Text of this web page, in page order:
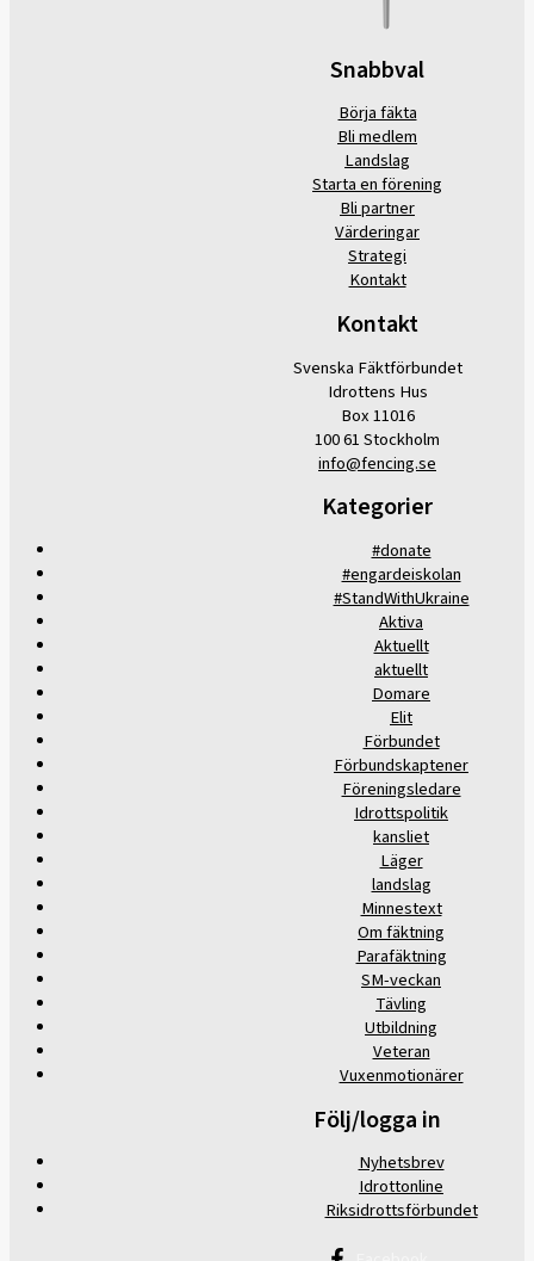
Snabbval
Börja fäkta
Bli medlem
Landslag
Starta en förening
Bli partner
Värderingar
Strategi
Kontakt
Kontakt
Svenska Fäktförbundet
Idrottens Hus
Box 11016
100 61 Stockholm
info@fencing.se
Kategorier
#donate
#engardeiskolan
#StandWithUkraine
Aktiva
Aktuellt
aktuellt
Domare
Elit
Förbundet
Förbundskaptener
Föreningsledare
Idrottspolitik
kansliet
Läger
landslag
Minnestext
Om fäktning
Parafäktning
SM-veckan
Tävling
Utbildning
Veteran
Vuxenmotionärer
Följ/logga in
Nyhetsbrev
Idrottonline
Riksidrottsförbundet